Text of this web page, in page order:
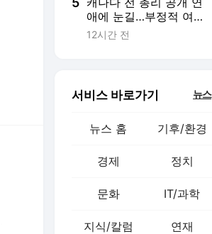
애에 눈길…부정적 여론
도
12시간 전
서비스 바로가기 뉴스
뉴스 홈 기후/환경
경제 정치
문화 IT/과학
지식/칼럼 연재